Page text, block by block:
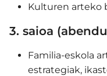
Kulturen arteko
3. saioa
Familia-eskola
estrategiak,